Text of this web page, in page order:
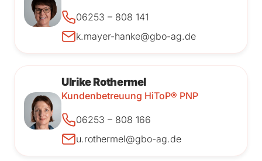
06253 – 808 141
k.mayer-hanke@gbo-ag.de
Ulrike Rothermel
Kundenbetreuung HiToP® PNP
06253 – 808 166
u.rothermel@gbo-ag.de